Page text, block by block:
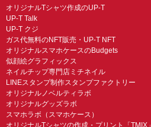
オリジナルTシャツ作成のUP-T
UP-T Talk
UP-T クジ
ガス代無料のNFT販売・UP-T NFT
オリジナルスマホケースのBudgets
似顔絵グラフィックス
ネイルチップ専門店ミチネイル
LINEスタンプ制作スタンプファクトリー
オリジナルノベルティラボ
オリジナルグッズラボ
スマホラボ（スマホケース）
オリジナルTシャツの作成・プリント「TMIX」